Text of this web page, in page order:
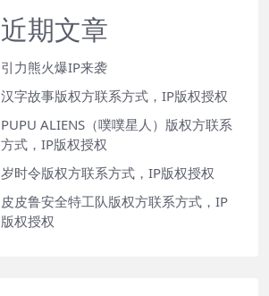
近期文章
引力熊火爆IP来袭
汉字故事版权方联系方式，IP版权授权
PUPU ALIENS（噗噗星人）版权方联系
方式，IP版权授权
岁时令版权方联系方式，IP版权授权
皮皮鲁安全特工队版权方联系方式，IP
版权授权